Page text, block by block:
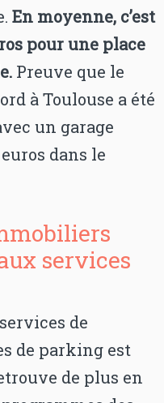
En moyenne, c’est
pour une place
Preuve que le
à Toulouse a été
un garage
dans le
services
de
de parking est
de plus en